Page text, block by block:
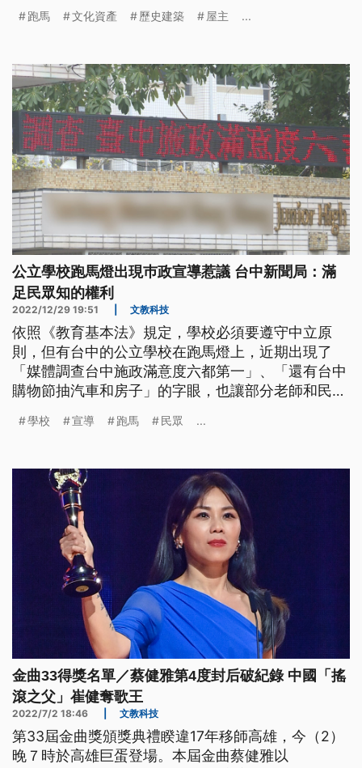
跑馬 文化資產 歷史建築 屋主 ...
公立學校跑馬燈出現巿政宣導惹議 台中新聞局：滿
足民眾知的權利
2022/12/29 19:51 文教科技
依照《教育基本法》規定，學校必須要遵守中立原
則，但有台中的公立學校在跑馬燈上，近期出現了
「媒體調查台中施政滿意度六都第一」、「還有台中
購物節抽汽車和房子」的字眼，也讓部分老師和民眾
是民眾有知的權利，學生還能藉此了解公共事務。
學校 宣導 跑馬 民眾 ...
金曲33得獎名單／蔡健雅第4度封后破紀錄 中國「搖
滾之父」崔健奪歌王
2022/7/2 18:46 文教科技
第33屆金曲獎頒獎典禮睽違17年移師高雄，今（2）
晚７時於高雄巨蛋登場。本屆金曲蔡健雅以